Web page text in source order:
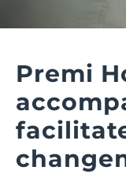
Premi